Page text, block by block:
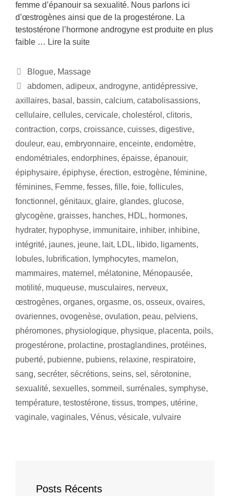
femme d’épanouir sa sexualité. Nous parlons ici
d’œstrogènes ainsi que de la progestérone. La
testostérone l’hormone androgyne est produite en plus
faible … Lire la suite
Blogue, Massage
abdomen, adipeux, androgyne, antidépressive,
axillaires, basal , bassin, calcium, catabolisassions,
cellulaire, cellules, cervicale, cholestérol , clitoris,
contraction, corps, croissance, cuisses, digestive,
douleur, eau, embryonnaire, enceinte, endomètre,
endométriales, endorphines, épaisse, épanouir,
épiphysaire, épiphyse, érection, estrogène, féminine,
féminines, Femme, fesses, fille, foie, follicules,
fonctionnel , génitaux, glaire, glandes, glucose,
glycogène, graisses, hanches, HDL, hormones,
hydrater, hypophyse, immunitaire, inhiber, inhibine,
intégrité, jaunes, jeune, lait, LDL, libido, ligaments,
lobules, lubrification, lymphocytes, mamelon,
mammaires, maternel , mélatonine, Ménopausée,
motilité, muqueuse, musculaires, nerveux,
œstrogènes, organes, orgasme, os, osseux, ovaires,
ovariennes, ovogenèse, ovulation, peau, pelviens,
phéromones, physiologique, physique, placenta, poils,
progestérone, prolactine, prostaglandines, protéines,
puberté, pubienne, pubiens, relaxine, respiratoire,
sang, secréter, sécrétions, seins, sel , sérotonine,
sexualité, sexuelles, sommeil , surrénales, symphyse,
température, testostérone, tissus, trompes, utérine,
vaginale, vaginales, Vénus, vésicale, vulvaire
Posts Récents